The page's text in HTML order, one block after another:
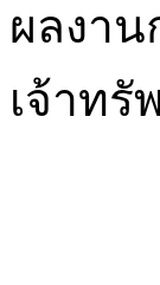
ผลงา
เจ้าท